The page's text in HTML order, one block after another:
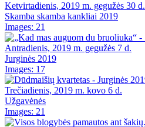
Ketvirtadienis, 2019 m. gegužės 30 d.
Skamba skamba kankliai 2019
Images: 21
Antradienis, 2019 m. gegužės 7 d.
Jurginės 2019
Images: 17
Trečiadienis, 2019 m. kovo 6 d.
Užgavėnės
Images: 21